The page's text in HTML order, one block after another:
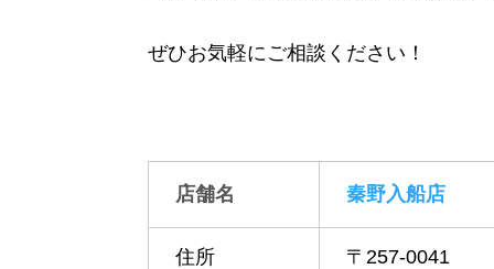
ぜひお気軽にご相談ください！
店舗名 秦野入船店
住所 〒257-0041